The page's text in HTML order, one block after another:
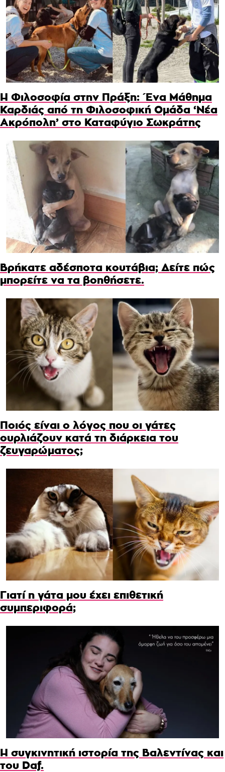
Η Φιλοσοφία στην Πράξη: Ένα Μάθημα
Καρδιάς από τη Φιλοσοφική Ομάδα ‘Νέα
Ακρόπολη’ στο Καταφύγιο Σωκράτης
Βρήκατε αδέσποτα κουτάβια; Δείτε πώς
μπορείτε να τα βοηθήσετε.
Ποιός είναι ο λόγος που οι γάτες
ουρλιάζουν κατά τη διάρκεια του
ζευγαρώματος;
Γιατί η γάτα μου έχει επιθετική
συμπεριφορά;
Η συγκινητική ιστορία της Βαλεντίνας και
του Daf.